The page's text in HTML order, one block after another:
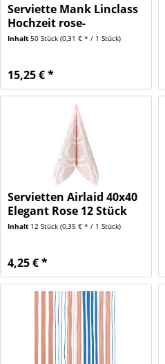
Serviette Mank Linclass
Hochzeit rose-
bordeaux...
Inhalt50 Stück(0,31 € * / 1 Stück)
15,25 € *
Servietten Airlaid 40x40
Elegant Rose 12 Stück
Inhalt 12 Stück(0,35 € * / 1 Stück)
4,25 € *